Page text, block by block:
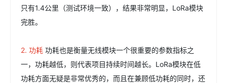
只有1.4公里（测试环境一致），结果非常明显，LoRa模块
完胜。
2. 功耗 功耗也是衡量无线模块一个很重要的参数指标之
一，功耗越低，则代表项目持续时间越长。LoRa模块在低
功耗方面无疑是非常优秀的，而且在兼顾低功耗的同时，还